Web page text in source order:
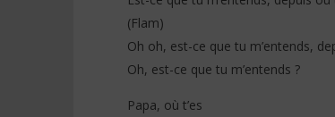
(Flam)
Oh oh, est-ce que tu m’entends,
Oh, est-ce que tu m’entends ?
Papa, où t’es